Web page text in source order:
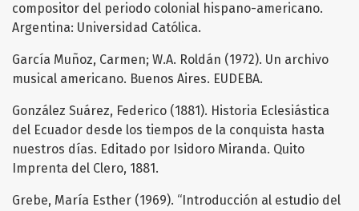
compositor del periodo colonial hispano-americano.
Argentina: Universidad Católica.
García Muñoz, Carmen; W.A. Roldán (1972). Un archivo
musical americano. Buenos Aires. EUDEBA.
González Suárez, Federico (1881). Historia Eclesiástica
del Ecuador desde los tiempos de la conquista hasta
nuestros días. Editado por Isidoro Miranda. Quito
Imprenta del Clero, 1881.
Grebe, María Esther (1969). “Introducción al estudio del